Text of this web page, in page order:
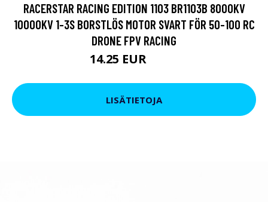
RACERSTAR RACING EDITION 1103 BR1103B 8000KV
10000KV 1-3S BORSTLÖS MOTOR SVART FÖR 50-100 RC
DRONE FPV RACING
14.25 EUR
LISÄTIETOJA